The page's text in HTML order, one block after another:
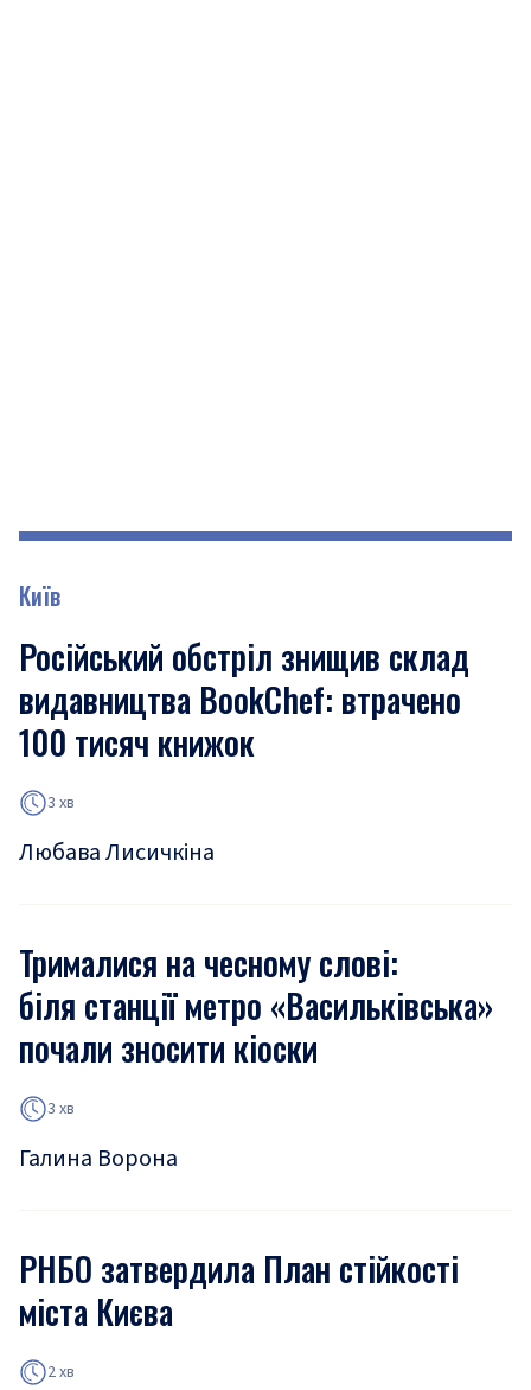
Київ
Російський обстріл знищив склад
видавництва BookChef: втрачено
100 тисяч книжок
3 хв
Любава Лисичкіна
Трималися на чесному слові:
біля станції метро «Васильківська»
почали зносити кіоски
3 хв
Галина Ворона
РНБО затвердила План стійкості
міста Києва
2 хв